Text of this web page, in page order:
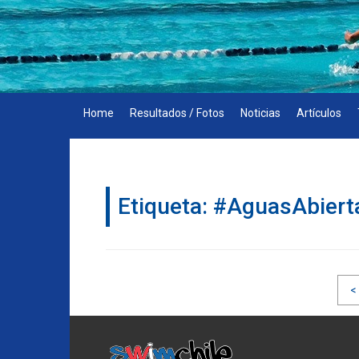
Skip
to
content
Home Resultados / Fotos Noticias Artículos
Etiqueta:
de
entradas